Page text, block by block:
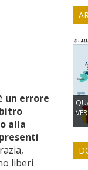
un errore
alla
liberi